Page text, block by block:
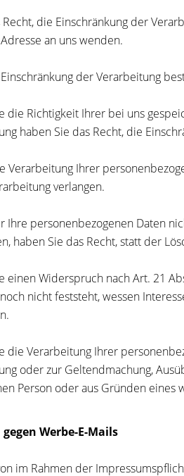
Recht, die Einschränkung der
an uns wenden.
der Verarbeitung
die Richtigkeit Ihrer bei uns
haben Sie das Recht, die
Verarbeitung Ihrer
verlangen.
Ihre personenbezogenen Daten
haben Sie das Recht, statt der
einen Widerspruch nach Art. 21
nicht feststeht, wessen
die Verarbeitung Ihrer
oder zur Geltendmachung,
Person oder aus Gründen
Werbe-E-Mails
im Rahmen der